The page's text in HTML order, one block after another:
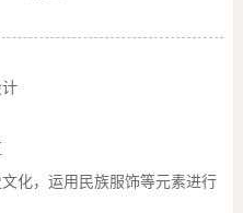
化，运用民族服饰等元素进行